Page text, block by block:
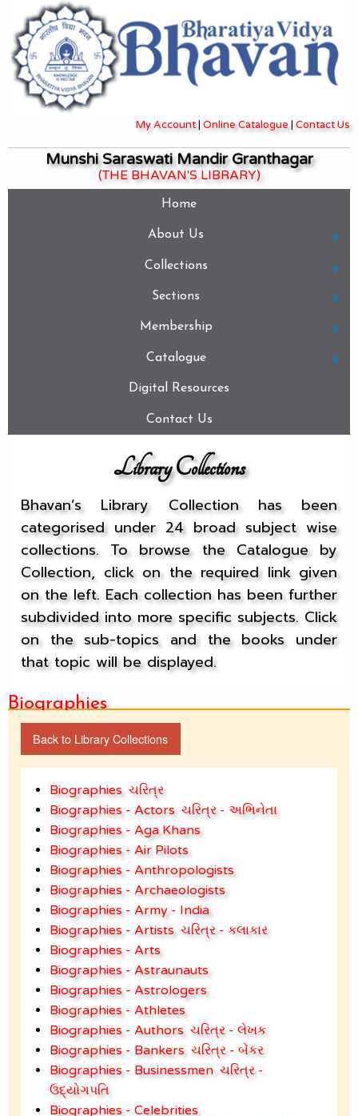
My Account| Online Catalogue| Contact Us
Munshi Saraswati Mandir Granthagar
(THE BHAVAN'S LIBRARY)
Home
About Us
Collections
Sections
Membership
Catalogue
Digital Resources
Contact Us
Library Collections
Bhavan’s Library Collection has been
categorised under 24 broad subject wise
collections. To browse the Catalogue by
Collection, click on the required link given
on the left. Each collection has been further
subdivided into more specific subjects. Click
on the sub-topics and the books under
that topic will be displayed.
Biographies
Back to Library Collections
Biographies ચરિત્ર
Biographies - Actors ચરિત્ર - અભિનેતા
Biographies - Aga Khans
Biographies - Air Pilots
Biographies - Anthropologists
Biographies - Archaeologists
Biographies - Army - India
Biographies - Artists ચરિત્ર - કલાકાર
Biographies - Arts
Biographies - Astraunauts
Biographies - Astrologers
Biographies - Athletes
Biographies - Authors ચરિત્ર - લેખક
Biographies - Bankers ચરિત્ર - બેંકર
Biographies - Businessmen ચરિત્ર -
ઉદ્યોગપતિ
Biographies - Celebrities